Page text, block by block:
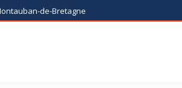
de-Bretagne